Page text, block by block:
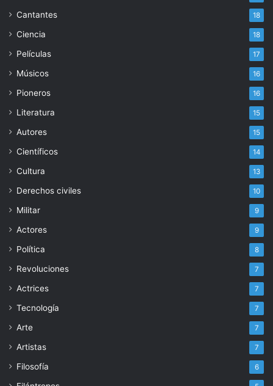
Cantantes 18
Ciencia 18
Películas 17
Músicos 16
Pioneros 16
Literatura 15
Autores 15
Científicos 14
Cultura 13
Derechos civiles 10
Militar 9
Actores 9
Política 8
Revoluciones 7
Actrices 7
Tecnología 7
Arte 7
Artistas 7
Filosofía 6